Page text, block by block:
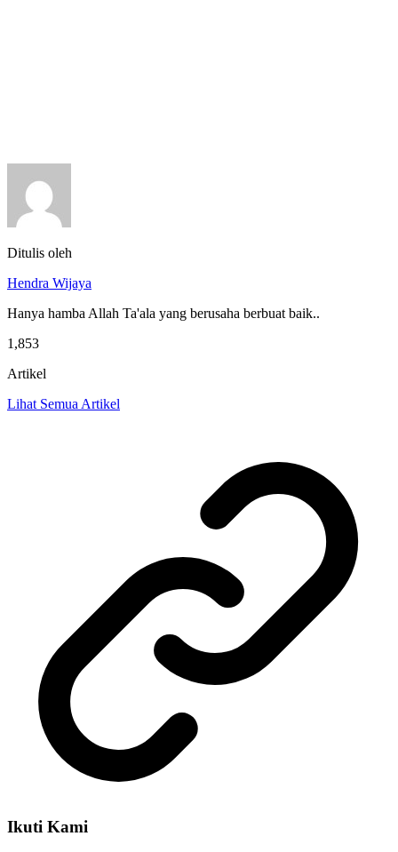
Ditulis oleh
Hendra Wijaya
Hanya hamba Allah Ta'ala yang berusaha berbuat baik..
1,853
Artikel
Lihat Semua Artikel
Ikuti Kami